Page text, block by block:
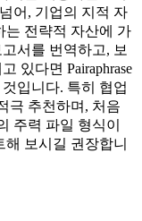
어, 기업의 지적 자
는 전략적 자산에 가
서를 번역하고, 보
있다면 Pairaphrase
입니다. 특히 협업
극 추천하며, 처음
주력 파일 형식이
보시길 권장합니